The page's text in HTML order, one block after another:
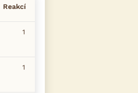
Reakcí
1
1